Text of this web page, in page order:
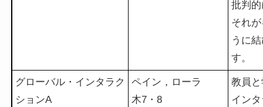
批判
それ
うに
す。
グローバル・インタラク
ションA
ペイン，ローラ
木7・8
教員
イン